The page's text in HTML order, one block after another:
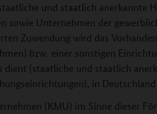
und staatlich anerkannte
sowie Unternehmen der
Zuwendung wird das
bzw. einer sonstigen
dient (staatliche und staatlich
in
(KMU) im Sinne dieser